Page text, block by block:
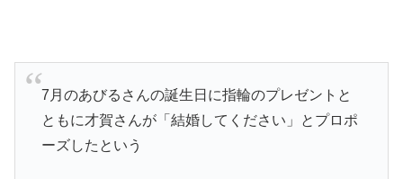
7月のあびるさんの誕生日に指輪のプレゼントと
ともに才賀さんが「結婚してください」とプロポ
ーズしたという